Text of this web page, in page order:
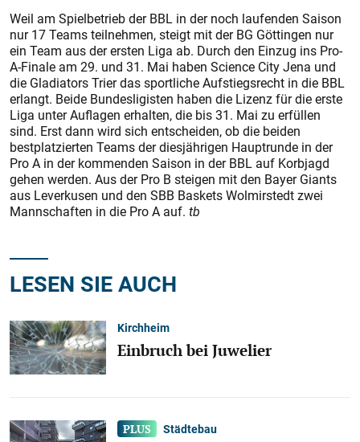
Weil am Spielbetrieb der BBL in der noch laufenden Saison
nur 17 Teams teilnehmen, steigt mit der BG Göttingen nur
ein Team aus der ersten Liga ab. Durch den Einzug ins Pro-
A-Finale am 29. und 31. Mai haben Science City Jena und
die Gladiators Trier das sportliche Aufstiegsrecht in die BBL
erlangt. Beide Bundesligisten haben die Lizenz für die erste
Liga unter Auflagen erhalten, die bis 31. Mai zu erfüllen
sind. Erst dann wird sich entscheiden, ob die beiden
bestplatzierten Teams der diesjährigen Hauptrunde in der
Pro A in der kommenden Saison in der BBL auf Korbjagd
gehen werden. Aus der Pro B steigen mit den Bayer Giants
aus Leverkusen und den SBB Baskets Wolmirstedt zwei
Mannschaften in die Pro A auf. tb
LESEN SIE AUCH
Kirchheim
Einbruch bei Juwelier
Städtebau